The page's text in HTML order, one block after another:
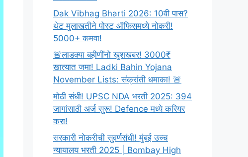
Dak Vibhag Bharti 2026: 10वी पास?
थेट मुलाखतीने पोस्ट ऑफिसमध्ये नोकरी!
5000+ कमवा!
🚨लाडक्या बहीणींनो खुशखबर! 3000₹
खात्यात जमा! Ladki Bahin Yojana
November Lists: संक्रांती धमाका! 🚨
मोठी संधी! UPSC NDA भरती 2025: 394
जागांसाठी अर्ज सुरू! Defence मध्ये करियर
करा!
सरकारी नोकरीची सुवर्णसंधी! मुंबई उच्च
न्यायालय भरती 2025 | Bombay High